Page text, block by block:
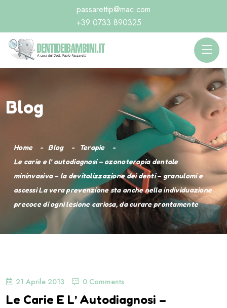
passarettip@mac.com
+39 0733 890325
Blog
Home Blog
Terapie
Le carie e l’ autodiagnosi – ozonoterapia dentale
mininvasiva – la devitalizzazione dei denti – granulomi e
ascessi La vera prevenzione sta anche nella individuazione
precoce di ogni lesione cariosa, da curare prontamente
21 Aprile 2013 0 Comments
Le Carie E L’ Autodiagnosi –